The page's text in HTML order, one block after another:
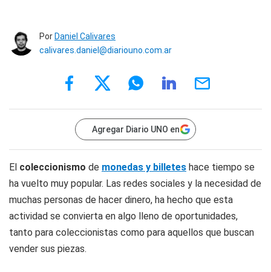
Por Daniel Calivares
calivares.daniel@diariouno.com.ar
Agregar Diario UNO en
El coleccionismo de monedas y billetes hace tiempo se
ha vuelto muy popular. Las redes sociales y la necesidad de
muchas personas de hacer dinero, ha hecho que esta
actividad se convierta en algo lleno de oportunidades,
tanto para coleccionistas como para aquellos que buscan
vender sus piezas.